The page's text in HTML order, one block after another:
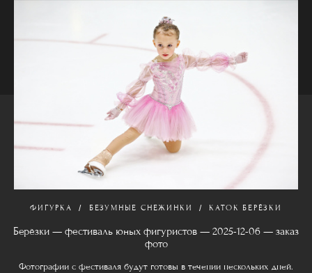
ФИГУРКА БЕЗУМНЫЕ СНЕЖИНКИ КАТОК БЕРЁЗКИ
Берёзки — фестиваль юных фигуристов — 2025-12-06 — заказ
фото
Фотографии с фестиваля будут готовы в течении нескольких дней.